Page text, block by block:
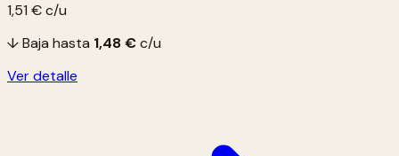
1,51 €c/u
↓ Baja hasta 1,48 €c/u
Ver detalle